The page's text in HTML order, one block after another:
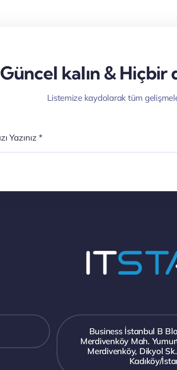
Güncel kalın & Hiçbir
Listemize kaydolarak tüm
Business İstanbul B
Merdivenköy Mah.
Merdivenköy, Dikyol
Kadıköy/